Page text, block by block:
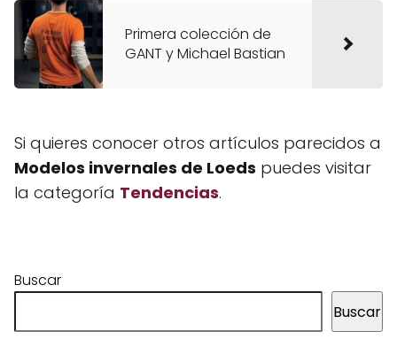
Primera colección de
GANT y Michael Bastian
Si quieres conocer otros artículos parecidos a
Modelos invernales de Loeds puedes visitar
la categoría Tendencias.
Buscar
Buscar